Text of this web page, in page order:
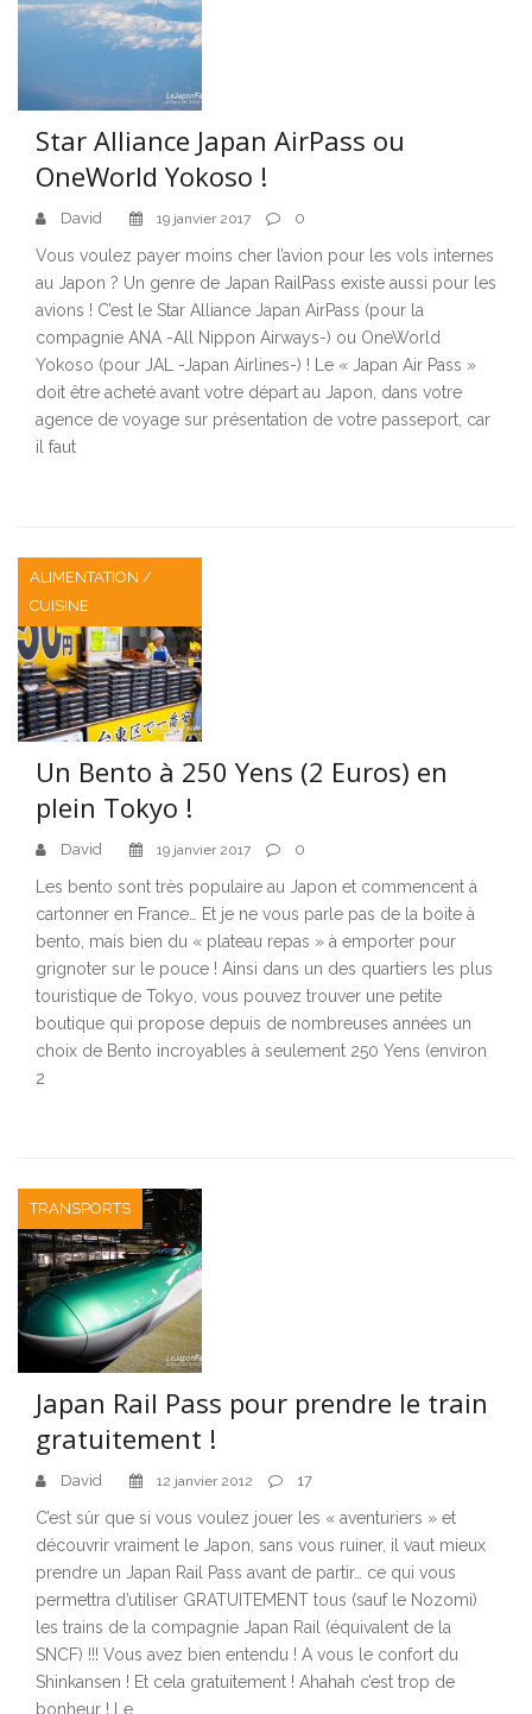
Star Alliance Japan AirPass ou
OneWorld Yokoso !
David 19 janvier 2017 0
Vous voulez payer moins cher l’avion pour les vols internes
au Japon ? Un genre de Japan RailPass existe aussi pour les
avions ! C’est le Star Alliance Japan AirPass (pour la
compagnie ANA -All Nippon Airways-) ou OneWorld
Yokoso (pour JAL -Japan Airlines-) ! Le « Japan Air Pass »
doit être acheté avant votre départ au Japon, dans votre
agence de voyage sur présentation de votre passeport, car
il faut
ALIMENTATION /
CUISINE
Un Bento à 250 Yens (2 Euros) en
plein Tokyo !
David 19 janvier 2017 0
Les bento sont très populaire au Japon et commencent à
cartonner en France… Et je ne vous parle pas de la boite à
bento, mais bien du « plateau repas » à emporter pour
grignoter sur le pouce ! Ainsi dans un des quartiers les plus
touristique de Tokyo, vous pouvez trouver une petite
boutique qui propose depuis de nombreuses années un
choix de Bento incroyables à seulement 250 Yens (environ
2
TRANSPORTS
Japan Rail Pass pour prendre le train
gratuitement !
David 12 janvier 2012 17
C’est sûr que si vous voulez jouer les « aventuriers » et
découvrir vraiment le Japon, sans vous ruiner, il vaut mieux
prendre un Japan Rail Pass avant de partir… ce qui vous
permettra d’utiliser GRATUITEMENT tous (sauf le Nozomi)
les trains de la compagnie Japan Rail (équivalent de la
SNCF) !!! Vous avez bien entendu ! A vous le confort du
Shinkansen ! Et cela gratuitement ! Ahahah c’est trop de
bonheur ! Le